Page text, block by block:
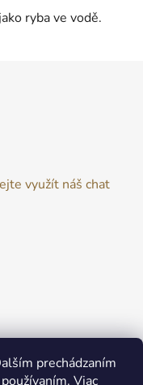
prechádzaním
Viac
ryba ve vodě.
využít náš chat